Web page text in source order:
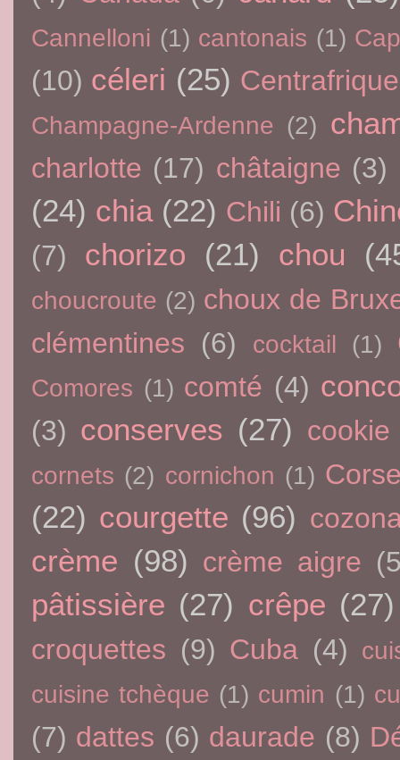
Cannelloni (1) cantonais (1)
(10) céleri (25) Centrafrique
Champagne-Ardenne (2)
charlotte (17) châtaigne (3)
(24) chia (22) Chili (6)
(7) chorizo (21) chou
choucroute (2) choux de
clémentines (6) cocktail (1)
Comores (1) comté (4)
(3) conserves (27) cookie
cornets (2) cornichon (1)
(22) courgette (96)
crème (98) crème aigre
pâtissière (27) crêpe (27)
croquettes (9) Cuba (4)
cuisine tchèque (1) cumin (1)
(7) dattes (6) daurade (8)